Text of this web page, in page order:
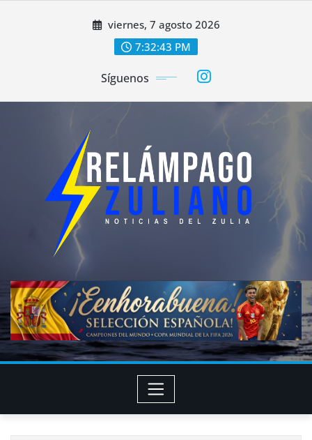
viernes, 7 agosto 2026
7:32:45 PM
Síguenos